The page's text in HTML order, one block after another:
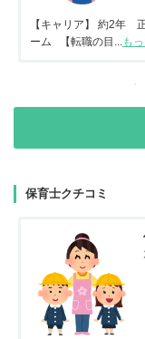
【キャリア】 約2年
ーム 【転職の目...
も
保育士クチコミ